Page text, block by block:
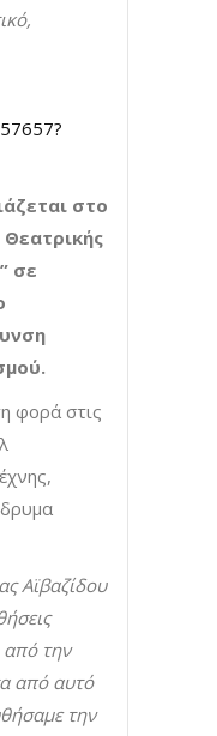
στο
Θεατρικής
σε
φορά στις
Αϊβαζίδου
από την
από αυτό
την